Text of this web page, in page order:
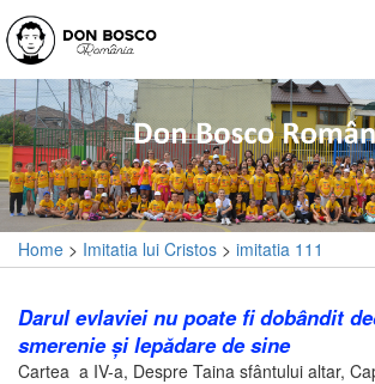
Home > Imitatia lui Cristos > imitatia 111
Darul evlaviei nu poate fi dobândit
smerenie şi lepădare de sine
Cartea a IV-a, Despre Taina sfântului altar,